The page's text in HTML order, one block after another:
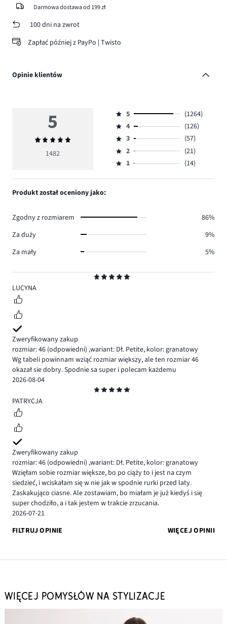
Darmowa dostawa od 199 zł
100 dni na zwrot
Zapłać później z PayPo | Twisto
Opinie klientów
5LUCYNA
Zweryfikowany zakup
rozmiar: 46 (odpowiedni) ,wariant: Dł. Petite, kolor: granatowy
Wg tabeli powinnam wziąć rozmiar większy, ale ten rozmiar 46
okazał sie dobry. Spodnie sa super i polecam każdemu
2026-08-04
5
PATRYCJA
Zweryfikowany zakup
rozmiar: 46 (odpowiedni) ,wariant: Dł. Petite, kolor: granatowy
Wzięłam sobie rozmiar większe, bo po ciąży to i jest na czym
siedzieć, i wciskałam się w nie jak w spodnie rurki przed laty.
Zaskakująco ciasne. Ale zostawiam, bo miałam je już kiedyś i się
super chodziło, a i tak jestem w trakcie zrzucania.
2026-07-21
FILTRUJ OPINIE
WIĘCEJ OPINII
5
Średnia
ocena
1482
Ocena
5,
ilość
głosów
1264.
5
(1264)
Ocena
4,
ilość
głosów
4
(126)
Ocena
3,
ilość
3
(57)
Ocena
2,
2
(21)
Ocena
1,
1 (14)
Produkt został oceniony jako:
Zgodny z rozmiarem
86%
Za duży
9%
Za mały
5%
WIĘCEJ POMYSŁÓW NA STYLIZACJE